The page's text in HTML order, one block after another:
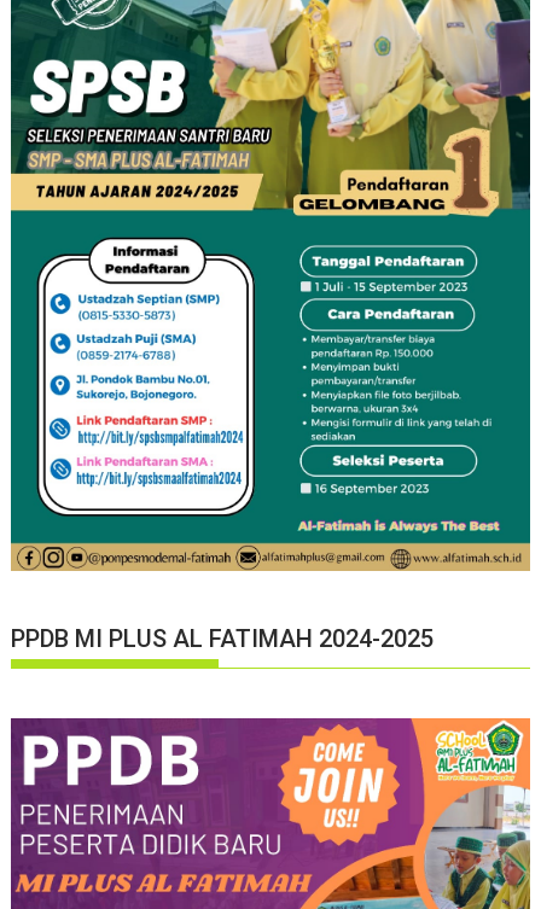
PPDB MI PLUS AL FATIMAH 2024-2025